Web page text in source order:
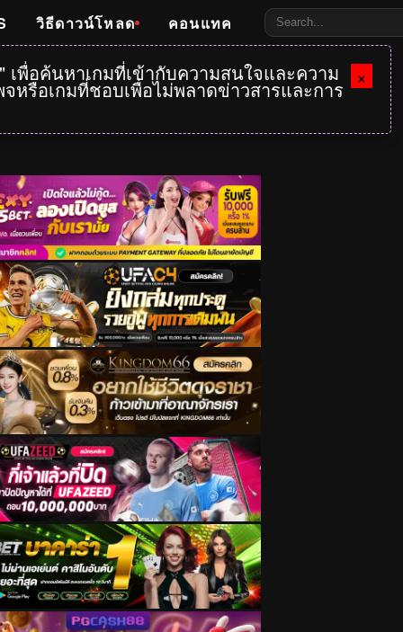
วิธีดาวน์โหลด คอนแทค
×
พื่อค้นหาเกมที่เข้ากับความสนใจและความ
รือเกมที่ชอบเพื่อไม่พลาดข่าวสารและการ